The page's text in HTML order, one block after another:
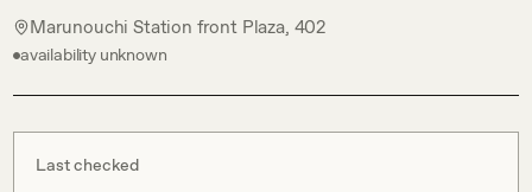
Marunouchi Station front Plaza, 402
availability unknown
Last checked